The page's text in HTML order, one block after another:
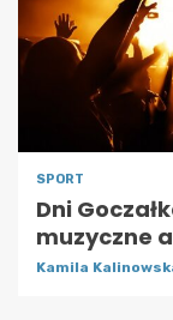
SPORT
Dni
muzyczne
Kamila